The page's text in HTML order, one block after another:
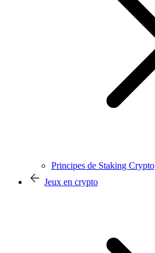
Principes de Staking Crypto
Jeux en crypto